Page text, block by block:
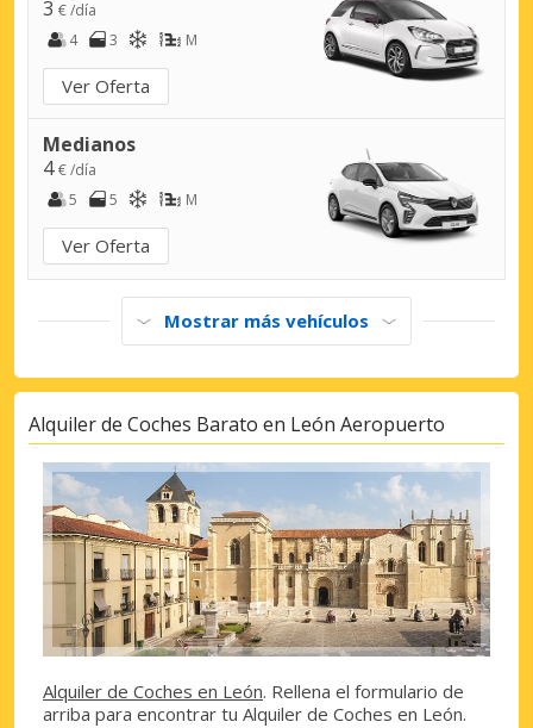
3 € /día
4
3 M
Ver Oferta
Medianos
4€ /día
5
5 M
Ver Oferta
Mostrar más vehículos
Alquiler de Coches Barato en León Aeropuerto
Alquiler de Coches en León. Rellena el formulario de
arriba para encontrar tu Alquiler de Coches en León.